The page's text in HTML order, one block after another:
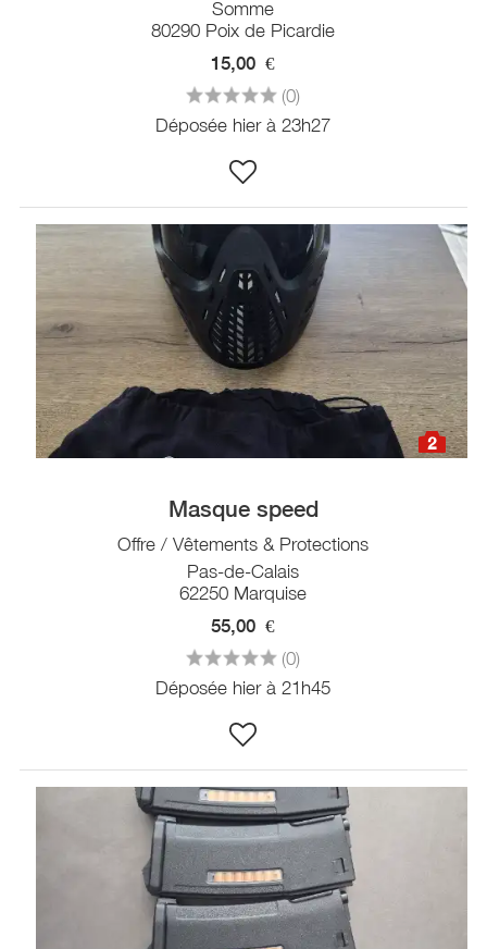
Somme
80290 Poix de Picardie
15,00 €
(0)
Déposée hier à 23h27
2
Masque speed
Offre / Vêtements & Protections
Pas-de-Calais
62250 Marquise
55,00 €
(0)
Déposée hier à 21h45